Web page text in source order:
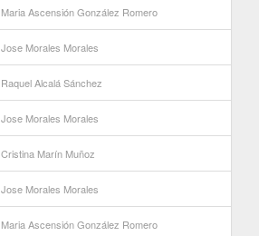
Maria Ascensión González Romero
Jose Morales Morales
Raquel Alcalá Sánchez
Jose Morales Morales
Cristina Marín Muñoz
Jose Morales Morales
Maria Ascensión González Romero